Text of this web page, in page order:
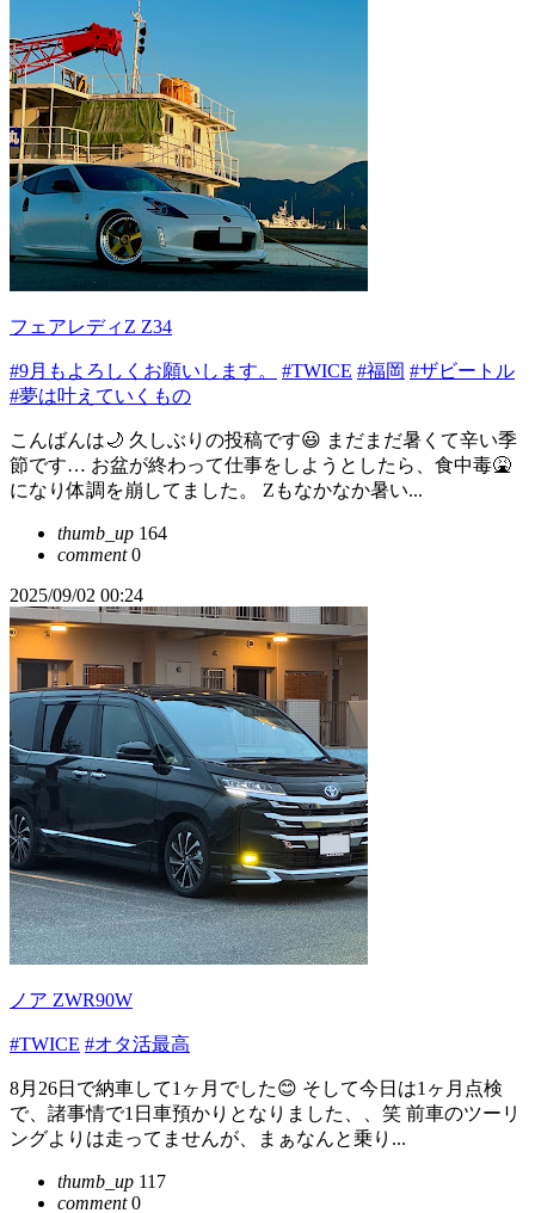
フェアレディZ Z34
#9月もよろしくお願いします。 #TWICE #福岡 #ザビートル
#夢は叶えていくもの
こんばんは🌙 久しぶりの投稿です😃 まだまだ暑くて辛い季
節です… お盆が終わって仕事をしようとしたら、食中毒🤮
になり体調を崩してました。 Zもなかなか暑い...
thumb_up 164
comment0
2025/09/02 00:24
ノア ZWR90W
#TWICE #オタ活最高
8月26日で納車して1ヶ月でした😊 そして今日は1ヶ月点検
で、諸事情で1日車預かりとなりました、、笑 前車のツーリ
ングよりは走ってませんが、まぁなんと乗り...
thumb_up 117
comment0